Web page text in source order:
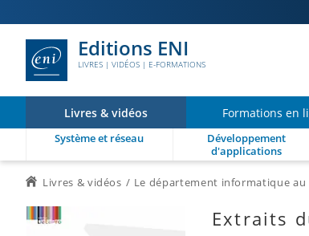
Editions ENI
LIVRES | VIDÉOS | E-FORMATIONS
Livres & vidéos Formations en
Système et réseau
Développement
d'applications
Livres & vidéos Le département informatique au
Extraits